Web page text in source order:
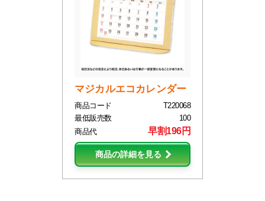
マジカルエコカレンダー
商品コード
T220068
最低販売数
100
商品代
早割196円
商品の詳細を見る